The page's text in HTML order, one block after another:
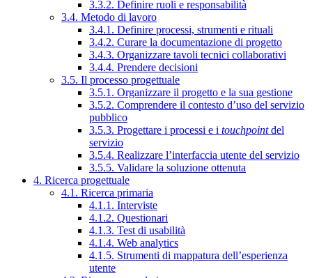
3.3.2. Definire ruoli e responsabilità
3.4. Metodo di lavoro
3.4.1. Definire processi, strumenti e rituali
3.4.2. Curare la documentazione di progetto
3.4.3. Organizzare tavoli tecnici collaborativi
3.4.4. Prendere decisioni
3.5. Il processo progettuale
3.5.1. Organizzare il progetto e la sua gestione
3.5.2. Comprendere il contesto d’uso del servizio
pubblico
3.5.3. Progettare i processi e i touchpointdel
servizio
3.5.4. Realizzare l’interfaccia utente del servizio
3.5.5. Validare la soluzione ottenuta
4. Ricerca progettuale
4.1. Ricerca primaria
4.1.1. Interviste
4.1.2. Questionari
4.1.3. Test di usabilità
4.1.4. Web analytics
4.1.5. Strumenti di mappatura dell’esperienza
utente